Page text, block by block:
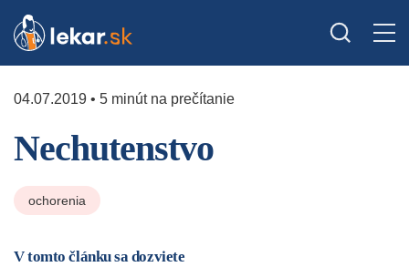
04.07.2019 • 5 minút na prečítanie
Nechutenstvo
ochorenia
V tomto článku sa dozviete